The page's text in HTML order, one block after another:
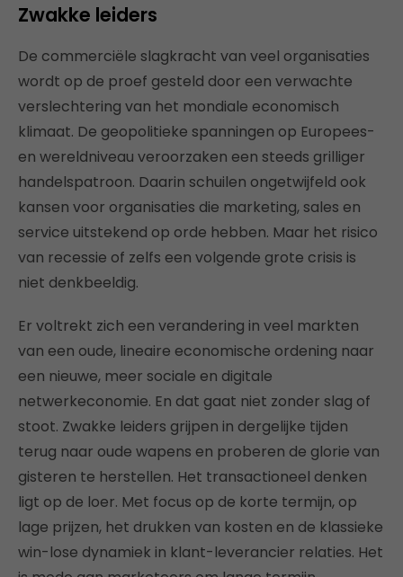
Zwakke leiders
De commerciële slagkracht van veel organisaties
wordt op de proef gesteld door een verwachte
verslechtering van het mondiale economisch
klimaat. De geopolitieke spanningen op Europees-
en wereldniveau veroorzaken een steeds grilliger
handelspatroon. Daarin schuilen ongetwijfeld ook
kansen voor organisaties die marketing, sales en
service uitstekend op orde hebben. Maar het risico
van recessie of zelfs een volgende grote crisis is
niet denkbeeldig.
Er voltrekt zich een verandering in veel markten
van een oude, lineaire economische ordening naar
een nieuwe, meer sociale en digitale
netwerkeconomie. En dat gaat niet zonder slag of
stoot. Zwakke leiders grijpen in dergelijke tijden
terug naar oude wapens en proberen de glorie van
gisteren te herstellen. Het transactioneel denken
ligt op de loer. Met focus op de korte termijn, op
lage prijzen, het drukken van kosten en de klassieke
win-lose dynamiek in klant-leverancier relaties. Het